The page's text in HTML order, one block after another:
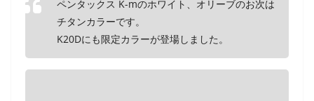
ペンタックス K-mのホワイト、オリーブのお次は
チタンカラーです。
K20Dにも限定カラーが登場しました。